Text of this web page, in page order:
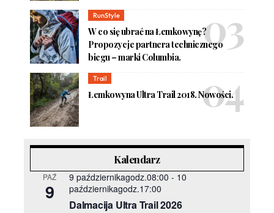
RunStyle
W co się ubrać na Łemkowynę?
Propozycje partnera technicznego
biegu – marki Columbia.
Trail
Łemkowyna Ultra Trail 2018. Nowości.
Kalendarz
PAŹ
9
9 październikagodz.08:00 - 10
październikagodz.17:00
Dalmacija Ultra Trail 2026